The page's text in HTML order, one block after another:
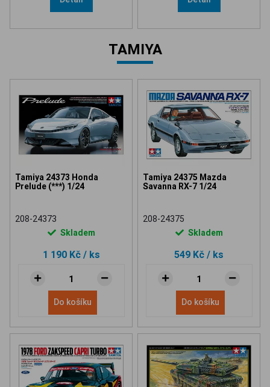
TAMIYA
Tamiya 24373 Honda
Prelude (***) 1/24
208-24373
Skladem
1 190 Kč / ks
Do košíku
Tamiya 24375 Mazda
Savanna RX-7 1/24
208-24375
Skladem
549 Kč / ks
Do košíku